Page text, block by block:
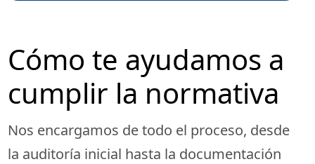
Cómo te ayudamos a
cumplir la normativa
Nos encargamos de todo el proceso, desde
la auditoría inicial hasta la documentación